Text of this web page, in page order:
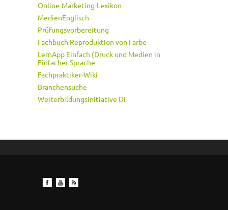
Online-Marketing-Lexikon
MedienEnglisch
Prüfungsvorbereitung
Fachbuch Reproduktion von Farbe
LernApp Einfach (Druck und Medien in
Einfacher Sprache
Fachpraktiker-Wiki
Branchensuche
Weiterbildungsinitiative DI